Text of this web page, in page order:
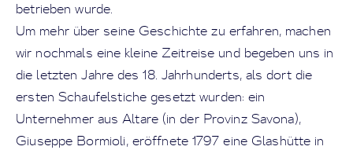
betrieben wurde.
Um mehr über seine Geschichte zu erfahren, machen
wir nochmals eine kleine Zeitreise und begeben uns in
die letzten Jahre des 18. Jahrhunderts, als dort die
ersten Schaufelstiche gesetzt wurden: ein
Unternehmer aus Altare (in der Provinz Savona),
Giuseppe Bormioli, eröffnete 1797 eine Glashütte in